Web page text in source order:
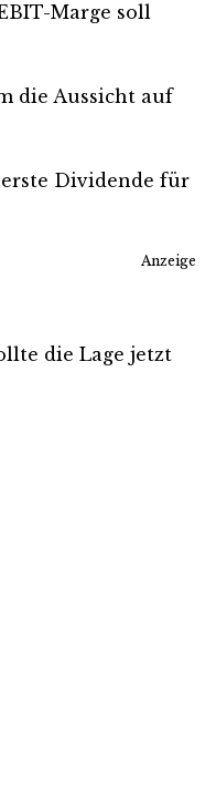
Marge soll
die Aussicht auf
erste Dividende für
Anzeige
die Lage jetzt